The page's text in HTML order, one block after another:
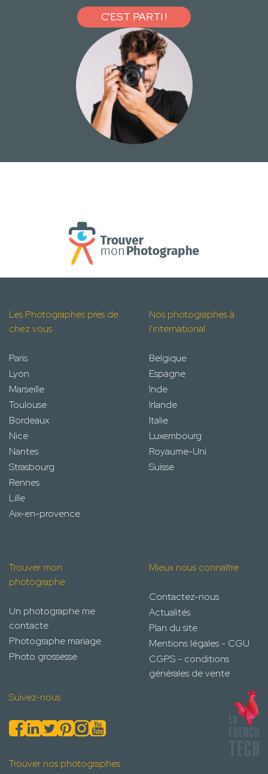
C'EST PARTI !
Les Photographes près de
chez vous
Paris
Lyon
Marseille
Toulouse
Bordeaux
Nice
Nantes
Strasbourg
Rennes
Lille
Aix-en-provence
Nos photographes à
l'international
Belgique
Espagne
Inde
Irlande
Italie
Luxembourg
Royaume-Uni
Suisse
Trouver mon
photographe
Un photographe me
contacte
Photographe mariage
Photo grossesse
Mieux nous connaître
Contactez-nous
Actualités
Plan du site
Mentions légales - CGU
CGPS - conditions
générales de vente
Suivez-nous
Trouver nos photographes